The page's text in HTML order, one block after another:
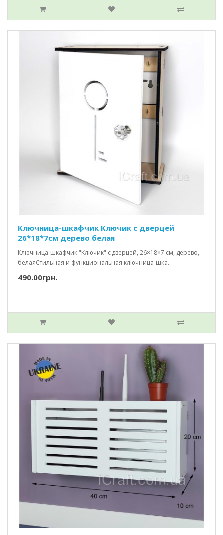
Ключница-шкафчик Ключик c дверцей
26*18*7см дерево белая
Ключница-шкафчик "Ключик" с дверцей, 26×18×7 см, дерево,
белаяСтильная и функциональная ключница-шка..
490.00грн.